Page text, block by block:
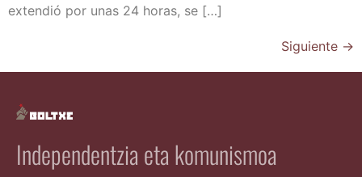
exten­dió por unas 24 horas, se […]
Siguiente →
Independentzia eta komunismoa